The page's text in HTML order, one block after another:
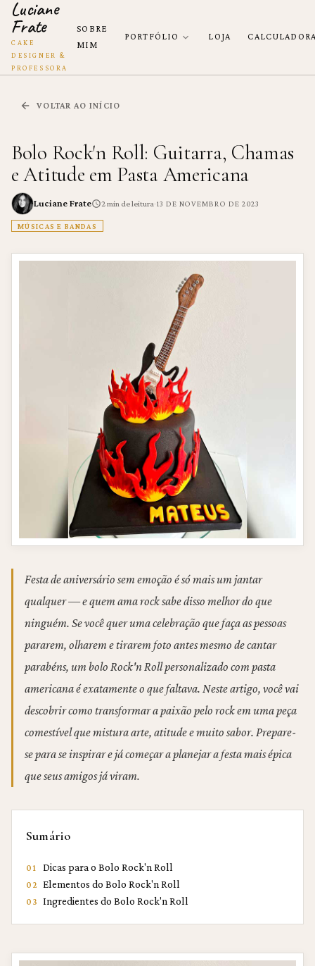
Luciane
Frate
CAKE
DESIGNER &
PROFESSORA
SOBRE
MIM
PORTFÓLIO LOJA
VOLTAR AO INÍCIO
Bolo Rock'n Roll: Guitarra, Chamas
e Atitude em Pasta Americana
Luciane Frate 2min de leitura·13 DE NOVEMBRO DE 2023
MÚSICAS E BANDAS
Festa de aniversário sem emoção é só mais um jantar
qualquer — e quem ama rock sabe disso melhor do que
ninguém. Se você quer uma celebração que faça as pessoas
pararem, olharem e tirarem foto antes mesmo de cantar
parabéns, um bolo Rock'n Roll personalizado com pasta
americana é exatamente o que faltava. Neste artigo, você vai
descobrir como transformar a paixão pelo rock em uma peça
comestível que mistura arte, atitude e muito sabor. Prepare-
se para se inspirar e já começar a planejar a festa mais épica
que seus amigos já viram.
Sumário
01 Dicas para o Bolo Rock'n Roll
02 Elementos do Bolo Rock'n Roll
03 Ingredientes do Bolo Rock'n Roll